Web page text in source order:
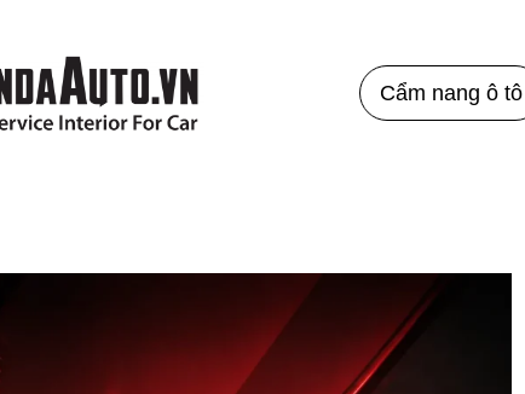
Cẩm nang ô tô